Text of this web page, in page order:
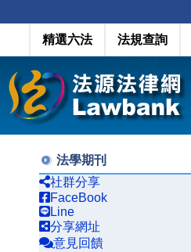
精選六法 法規查詢
法學期刊
社群分享
FaceBook
Line
分享網址
意見回饋